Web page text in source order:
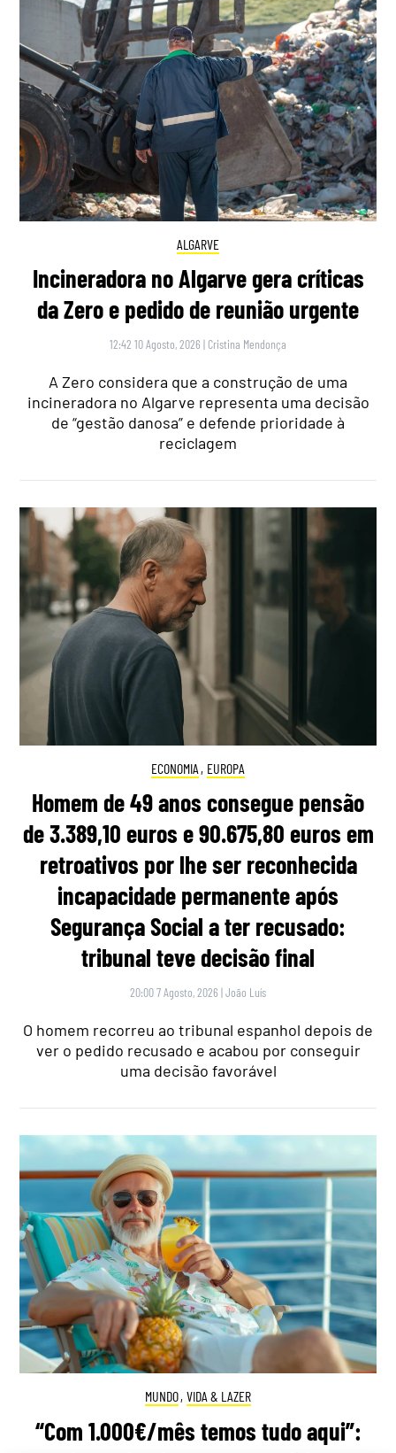
ALGARVE
Incineradora no Algarve gera críticas
da Zero e pedido de reunião urgente
12:42 10 Agosto, 2026 | Cristina Mendonça
A Zero considera que a construção de uma
incineradora no Algarve representa uma decisão
de “gestão danosa” e defende prioridade à
reciclagem
ECONOMIA , EUROPA
Homem de 49 anos consegue pensão
de 3.389,10 euros e 90.675,80 euros em
retroativos por lhe ser reconhecida
incapacidade permanente após
Segurança Social a ter recusado:
tribunal teve decisão final
20:00 7 Agosto, 2026 |João Luís
O homem recorreu ao tribunal espanhol depois de
ver o pedido recusado e acabou por conseguir
uma decisão favorável
MUNDO, VIDA & LAZER
“Com 1.000€/mês temos tudo aqui”: